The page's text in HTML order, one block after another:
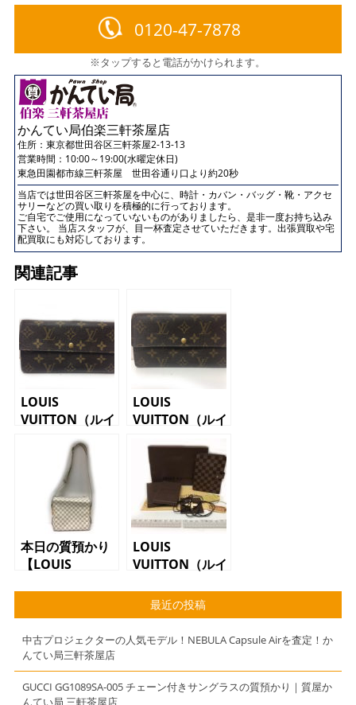
0120-47-7878
※タップすると電話がかけられます。
かんてい局伯楽三軒茶屋店
住所： 東京都世田谷区三軒茶屋2-13-13
営業時間：10:00～19:00(水曜定休日)
東急田園都市線三軒茶屋 世田谷通り口より約20秒
当店では世田谷区三軒茶屋を中心に、時計・カバン・バッグ・靴・アクセ
サリーなどの買い取りを積極的に行っております。
ご自宅でご使用になっていないものがありましたら、是非一度お持ち込み
下さい。 当店スタッフが、目一杯査定させていただきます。出張買取や宅
配買取にも対応しております。
関連記事
LOUIS
VUITTON（ルイ
ヴィトン）
M61734 ポル
トフォイユサ
ラ 長財布 モ
ノグラム
LOUIS
VUITTON（ルイ
布 M61734
ポルトフォイユ
サラ モノグラ
ム
本日の質預かり
【LOUIS
ィグリオ
N51189 ダミ
エアズール シ
ョルダーバッ
グ】
LOUIS
VUITTON（ルイ
ェンダ
R20701 ダミエ
最近の投稿
中古プロジェクターの人気モデル！NEBULA Capsule Airを査定！か
んてい局三軒茶屋店
GUCCI GG1089SA-005 チェーン付きサングラスの質預かり｜質屋か
んてい局 三軒茶屋店